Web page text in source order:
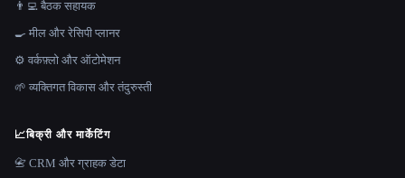
👨‍💻 बैठक सहायक
🍳 मील और रेसिपी प्लानर
⚙️ वर्कफ़्लो और ऑटोमेशन
🌱 व्यक्तिगत विकास और तंदुरुस्ती
📈बिक्री और मार्केटिंग
📇 CRM और ग्राहक डेटा